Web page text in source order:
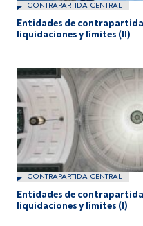
CONTRAPARTIDA CENTRAL
Entidades de
liquidaciones y límites (II)
CONTRAPARTIDA CENTRAL
Entidades de
liquidaciones y límites (I)